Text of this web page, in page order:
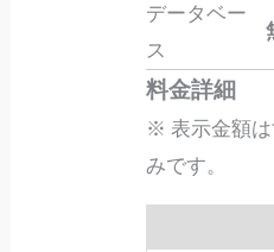
データベー
ス
料金詳細
※ 表示金額
みです。